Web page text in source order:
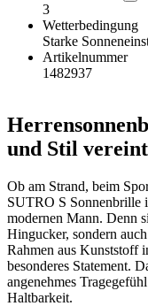
3
Wetterbedingung
Starke
Artikelnummer
1482937
und Stil vereint
Ob am Strand, beim
SUTRO S Sonnenbrille
modernen Mann. Denn
Hingucker, sondern
Rahmen aus Kunststoff
besonderes Statement.
angenehmes
Haltbarkeit.